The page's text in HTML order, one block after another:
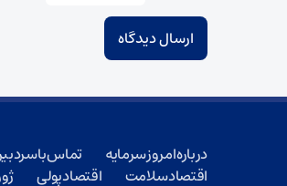
درباره امروز سرمایه تماس با
اقتصاد سلامت
اقتصاد پولی